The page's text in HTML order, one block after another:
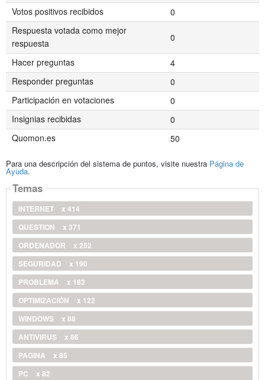
Votos positivos recibidos
0
Respuesta votada como mejor
respuesta
0
Hacer preguntas
4
Responder preguntas
0
Participación en votaciones
0
Insignias recibidas
0
Quomon.es
50
Para una descripción del sistema de puntos, visite nuestra Página de
Ayuda.
Temas
INTERNET
x 414
QUESTION
x 371
ORDENADOR
x 252
SEGURIDAD
x 190
PROBLEMA
x 182
OPTIMIZACIÓN
x 122
WINDOWS
x 88
ANTIVIRUS
x 86
PAGINA
x 85
PC
x 82